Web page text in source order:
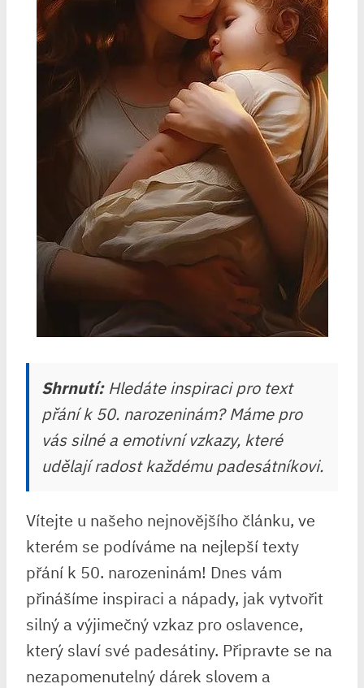
Shrnutí:Hledáte inspiraci pro text
přání k 50. narozeninám? Máme pro
vás silné a emotivní vzkazy, které
udělají radost každému padesátníkovi.
Vítejte u našeho nejnovějšího článku, ve
kterém se podíváme na nejlepší texty
přání k 50. narozeninám! Dnes vám
přinášíme inspiraci a‌ nápady, jak vytvořit
silný a výjimečný vzkaz pro oslavence,
který slaví své padesátiny. Připravte se na
nezapomenutelný⁤ dárek ‌slovem a